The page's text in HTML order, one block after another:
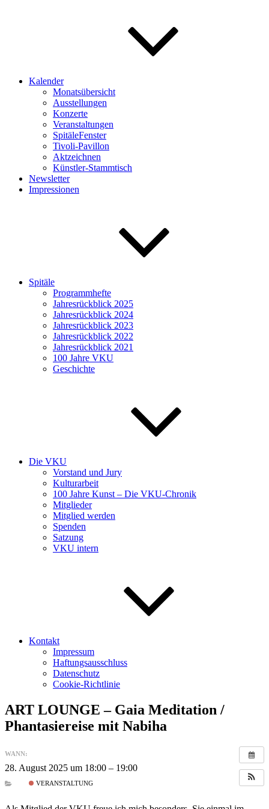
Kalender
Monatsübersicht
Ausstellungen
Konzerte
Veranstaltungen
SpitäleFenster
Tivoli-Pavillon
Aktzeichnen
Künstler-Stammtisch
Newsletter
Impressionen
Spitäle
Programmhefte
Jahresrückblick 2025
Jahresrückblick 2024
Jahresrückblick 2023
Jahresrückblick 2022
Jahresrückblick 2021
100 Jahre VKU
Geschichte
Die VKU
Vorstand und Jury
Kulturarbeit
100 Jahre Kunst – Die VKU-Chronik
Mitglieder
Mitglied werden
Spenden
Satzung
VKU intern
Kontakt
Impressum
Haftungsausschluss
Datenschutz
Cookie-Richtlinie
ART LOUNGE – Gaia Meditation /
Phantasiereise mit Nabiha
WANN:
28. August 2025 um 18:00 – 19:00
VERANSTALTUNG